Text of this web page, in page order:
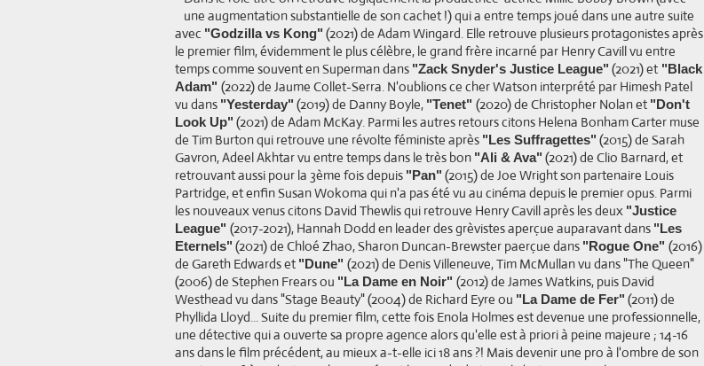
une augmentation substantielle de son cachet !) qui a entre temps joué dans une autre suite
avec "Godzilla vs Kong" (2021) de Adam Wingard. Elle retrouve plusieurs protagonistes après
le premier film, évidemment le plus célèbre, le grand frère incarné par Henry Cavill vu entre
temps comme souvent en Superman dans "Zack Snyder's Justice League" (2021) et "Black
Adam" (2022) de Jaume Collet-Serra. N'oublions ce cher Watson interprété par Himesh Patel
vu dans "Yesterday" (2019) de Danny Boyle, "Tenet" (2020) de Christopher Nolan et "Don't
Look Up" (2021) de Adam McKay. Parmi les autres retours citons Helena Bonham Carter muse
de Tim Burton qui retrouve une révolte féministe après "Les Suffragettes" (2015) de Sarah
Gavron, Adeel Akhtar vu entre temps dans le très bon "Ali & Ava" (2021) de Clio Barnard, et
retrouvant aussi pour la 3ème fois depuis "Pan" (2015) de Joe Wright son partenaire Louis
Partridge, et enfin Susan Wokoma qui n'a pas été vu au cinéma depuis le premier opus. Parmi
les nouveaux venus citons David Thewlis qui retrouve Henry Cavill après les deux "Justice
League" (2017-2021), Hannah Dodd en leader des grèvistes aperçue auparavant dans "Les
Eternels" (2021) de Chloé Zhao, Sharon Duncan-Brewster paerçue dans "Rogue One" (2016)
de Gareth Edwards et "Dune" (2021) de Denis Villeneuve, Tim McMullan vu dans "The Queen"
(2006) de Stephen Frears ou "La Dame en Noir" (2012) de James Watkins, puis David
Westhead vu dans "Stage Beauty" (2004) de Richard Eyre ou "La Dame de Fer" (2011) de
Phyllida Lloyd... Suite du premier film, cette fois Enola Holmes est devenue une professionnelle,
une détective qui a ouverte sa propre agence alors qu'elle est à priori à peine majeure ; 14-16
ans dans le film précédent, au mieux a-t-elle ici 18 ans ?! Mais devenir une pro à l'ombre de son